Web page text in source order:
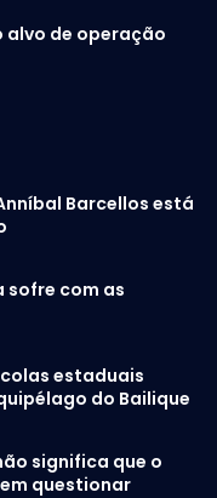
de operação
Barcellos está
sofre com as
estaduais
do Bailique
significa que o
questionar